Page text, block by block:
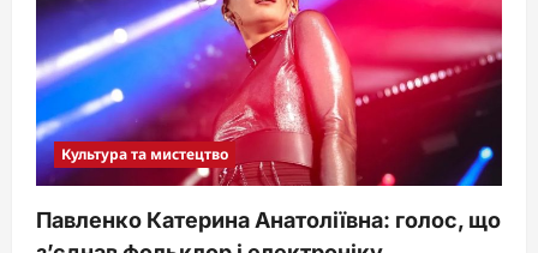
o
n
Культура та мистецтво
Павленко Катерина Анатоліївна: голос, що